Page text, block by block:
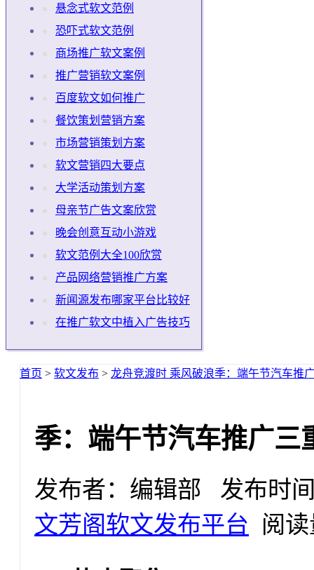
悬念式软文范例
恐吓式软文范例
商场推广软文案例
推广营销软文案例
百度软文如何推广
餐饮策划营销方案
市场营销策划方案
软文营销四大要点
大学活动策划方案
母亲节广告文案欣赏
晚会创意互动小游戏
软文范例大全100欣赏
产品网络营销推广方案
新闻源发布哪家平台比较好
在推广软文中植入广告技巧
首页 > 软文发布 > 龙舟竞渡时 乘风破浪季：端午节汽车推
季：端午节汽车推广三
发布者：编辑部 发布时间
文芳阁软文发布平台 阅读